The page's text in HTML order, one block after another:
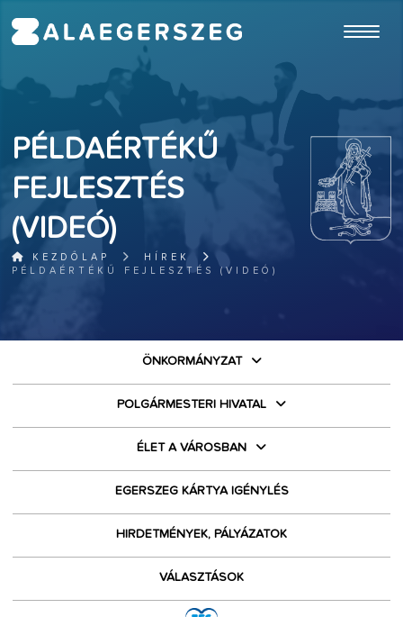
PÉLDAÉRTÉKŰ
FEJLESZTÉS
(VIDEÓ)
KEZDŐLAP
HÍREK
PÉLDAÉRTÉKŰ FEJLESZTÉS (VIDEÓ)
ÖNKORMÁNYZAT
POLGÁRMESTERI HIVATAL
ÉLET A VÁROSBAN
EGERSZEG KÁRTYA IGÉNYLÉS
HIRDETMÉNYEK, PÁLYÁZATOK
VÁLASZTÁSOK